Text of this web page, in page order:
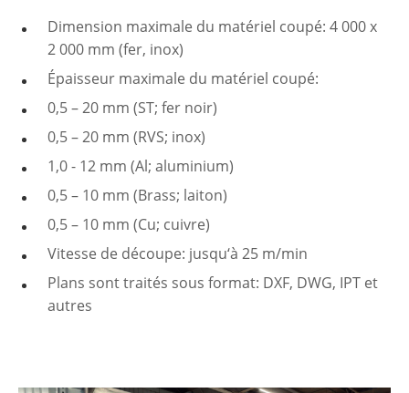
Dimension maximale du matériel coupé: 4 000 x
2 000 mm (fer, inox)
Épaisseur maximale du matériel coupé:
0,5 – 20 mm (ST; fer noir)
0,5 – 20 mm (RVS; inox)
1,0 - 12 mm (Al; aluminium)
0,5 – 10 mm (Brass; laiton)
0,5 – 10 mm (Cu; cuivre)
Vitesse de découpe: jusqu‘à 25 m/min
Plans sont traités sous format: DXF, DWG, IPT et
autres